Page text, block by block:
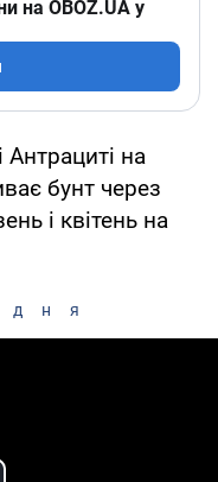
на OBOZ.UA у
на
бунт через
і квітень на
дня